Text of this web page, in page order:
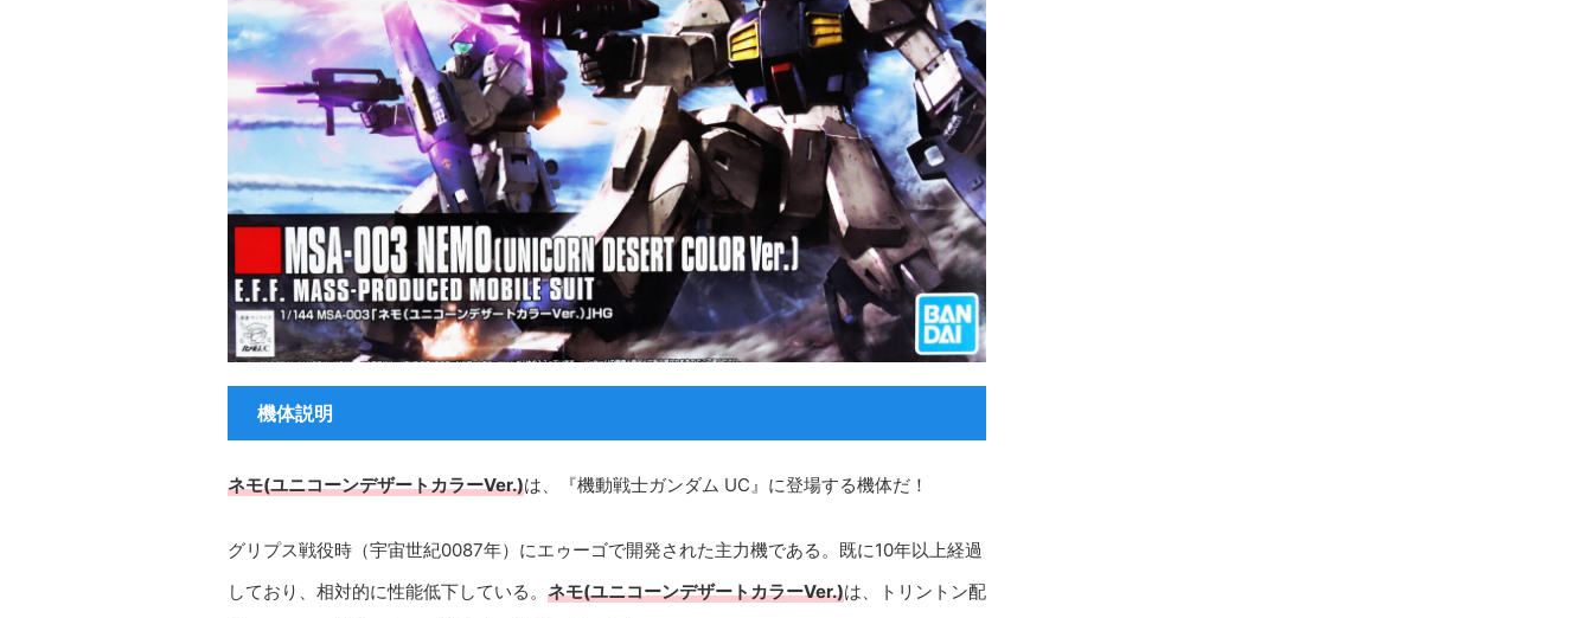
機体説明
ネモ(ユニコーンデザートカラーVer.)は、『機動戦士ガンダム UC』に登場する機体だ！
グリプス戦役時（宇宙世紀0087年）にエゥーゴで開発された主力機である。既に10年以上経過
しており、相対的に性能低下している。 ネモ(ユニコーンデザートカラーVer.)は、トリントン配